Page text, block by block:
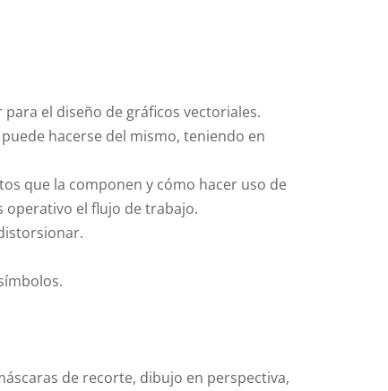
el diseño de gráficos vectoriales.
hacerse del mismo, teniendo en
que la componen y cómo hacer uso de
operativo el flujo de trabajo.
de recorte, dibujo en perspectiva,